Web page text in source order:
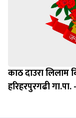
काठ दाउरा लिलाम
हरिहरपुरगढी